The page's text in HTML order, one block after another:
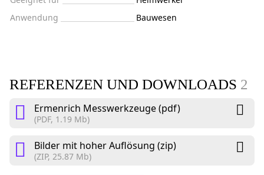
Anwendung
Bauwesen
REFERENZEN UND DOWNLOADS 2
Ermenrich Messwerkzeuge (pdf)
(PDF, 1.19 Mb)
Bilder mit hoher Auflösung (zip)
(ZIP, 25.87 Mb)